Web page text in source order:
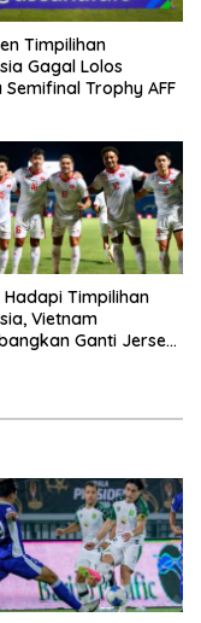
Timpilihan
Gagal Lolos
Semifinal Trophy AFF
Hadapi Timpilihan
Vietnam
Ganti Jersey